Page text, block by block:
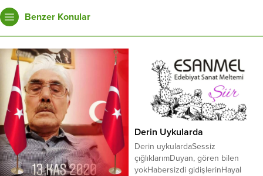
Benzer Konular
Derin Uykularda
Derin uykulardaSessiz
çığlıklarımDuyan, gören bilen
yokHabersizdi gidişlerinHayal